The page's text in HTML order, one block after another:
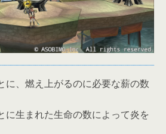
に、燃え上がるのに必要な薪の数
に生まれた生命の数によって炎を